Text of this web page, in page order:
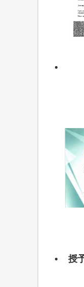
授